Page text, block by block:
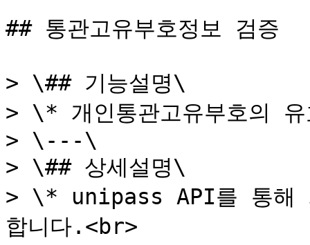
## 통관고유부호정보 검증
> \## 기능설명\
> \* 개인통관고유부호의
> \---\
> \## 상세설명\
> \* unipass API를 통해
합니다.<br>